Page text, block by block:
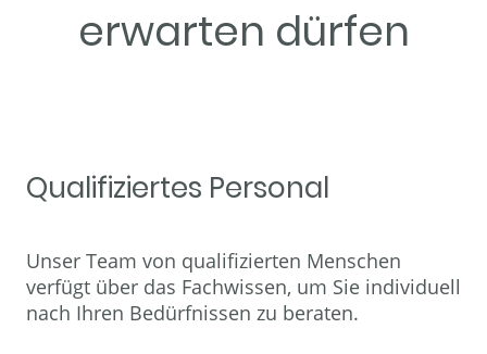
erwarten dürfen
Qualifiziertes Personal
Unser Team von qualifizierten Menschen
verfügt über das Fachwissen, um Sie individuell
nach Ihren Bedürfnissen zu beraten.